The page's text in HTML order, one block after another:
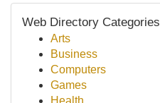
Web Directory Categories
Arts
Business
Computers
Games
Health